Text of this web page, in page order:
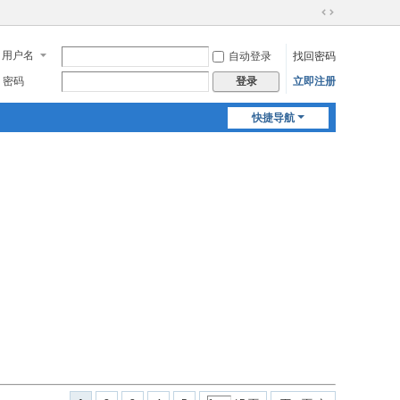
切
到
宽
用户名 自动登录
找回密码
密码
登录 立即注册
快捷导航